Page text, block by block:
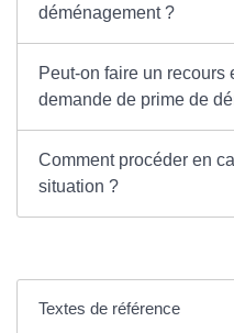
déménagement ?
Peut-on faire un recours
demande de prime de
Comment procéder en
situation ?
Textes de référence